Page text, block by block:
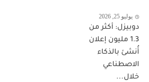
يوليو 25, 2026
دوبيزل: أكثر من
1.3 مليون إعلان
أُنشئ بالذكاء
الاصطناعي
خلال...